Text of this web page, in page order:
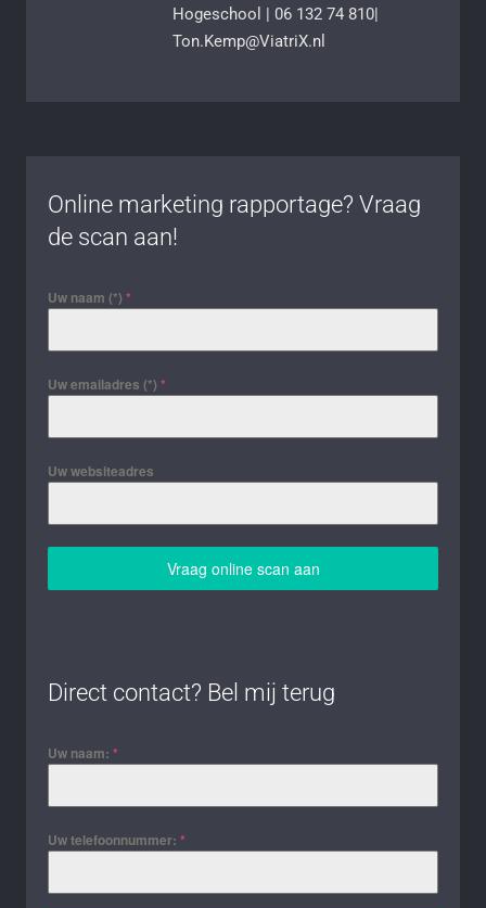
Hogeschool | 06 132 74 810|
Ton.Kemp@ViatriX.nl
Online marketing rapportage? Vraag
de scan aan!
Uw naam (*) *
Uw emailadres (*) *
Uw websiteadres
Vraag online scan aan
Direct contact? Bel mij terug
Uw naam: *
Uw telefoonnummer: *